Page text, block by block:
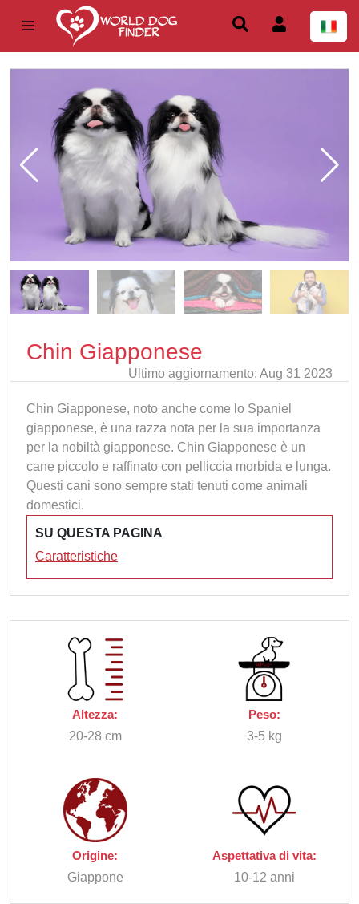
Chin Giapponese
Ultimo aggiornamento: Aug 31 2023
Chin Giapponese, noto anche come lo Spaniel
giapponese, è una razza nota per la sua importanza
per la nobiltà giapponese. Chin Giapponese è un
cane piccolo e raffinato con pelliccia morbida e lunga.
Questi cani sono sempre stati tenuti come animali
domestici.
SU QUESTA PAGINA
Caratteristiche
Altezza:
20-28 cm
Peso:
3-5 kg
Origine:
Giappone
Aspettativa di vita:
10-12 anni